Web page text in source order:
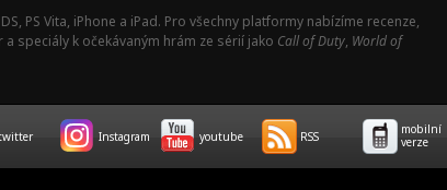
PS Vita, iPhone a iPad. Pro všechny platformy nabízíme recenze,
speciály k očekávaným hrám ze sérií jako Call of Duty, World of
Instagram youtube RSS
mobilní
verze